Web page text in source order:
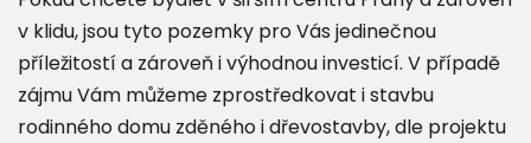
v klidu, jsou tyto pozemky pro Vás jedinečnou
příležitostí a zároveň i výhodnou investicí. V případě
zájmu Vám můžeme zprostředkovat i stavbu
rodinného domu zděného i dřevostavby, dle projektu